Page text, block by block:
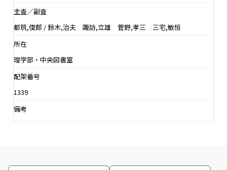
主査／副査
都筑,俊郎 / 鈴木,治夫 諏訪,立雄 菅野,孝三 三宅,敏恒
所在
理学部・中央図書室
配架番号
1339
備考